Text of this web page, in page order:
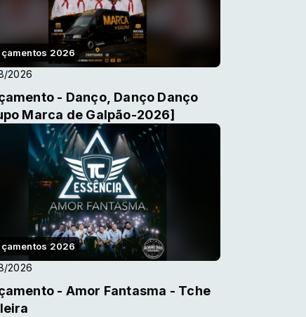
2026
2026
- Danço, Danço Danço
Marca de Galpão-2026]
2026
2026
- Amor Fantasma - Tche